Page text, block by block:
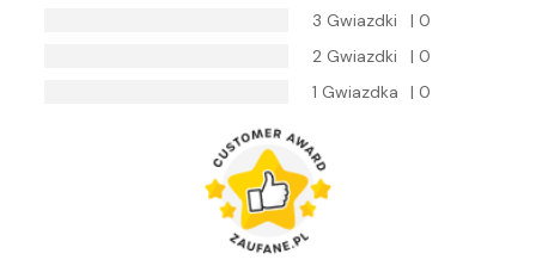
3 Gwiazdki
| 0
2 Gwiazdki
| 0
1 Gwiazdka
| 0